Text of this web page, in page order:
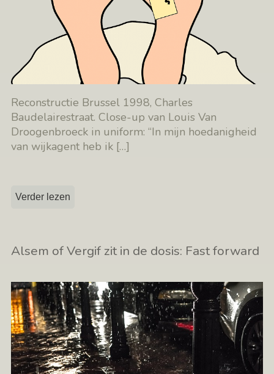
Reconstructie Brussel 1998, Charles
Baudelairestraat. Close-up van Louis Van
Droogenbroeck in uniform: “In mijn hoedanigheid
van wijkagent heb ik […]
Verder lezen
Alsem of Vergif zit in de dosis: Fast forward